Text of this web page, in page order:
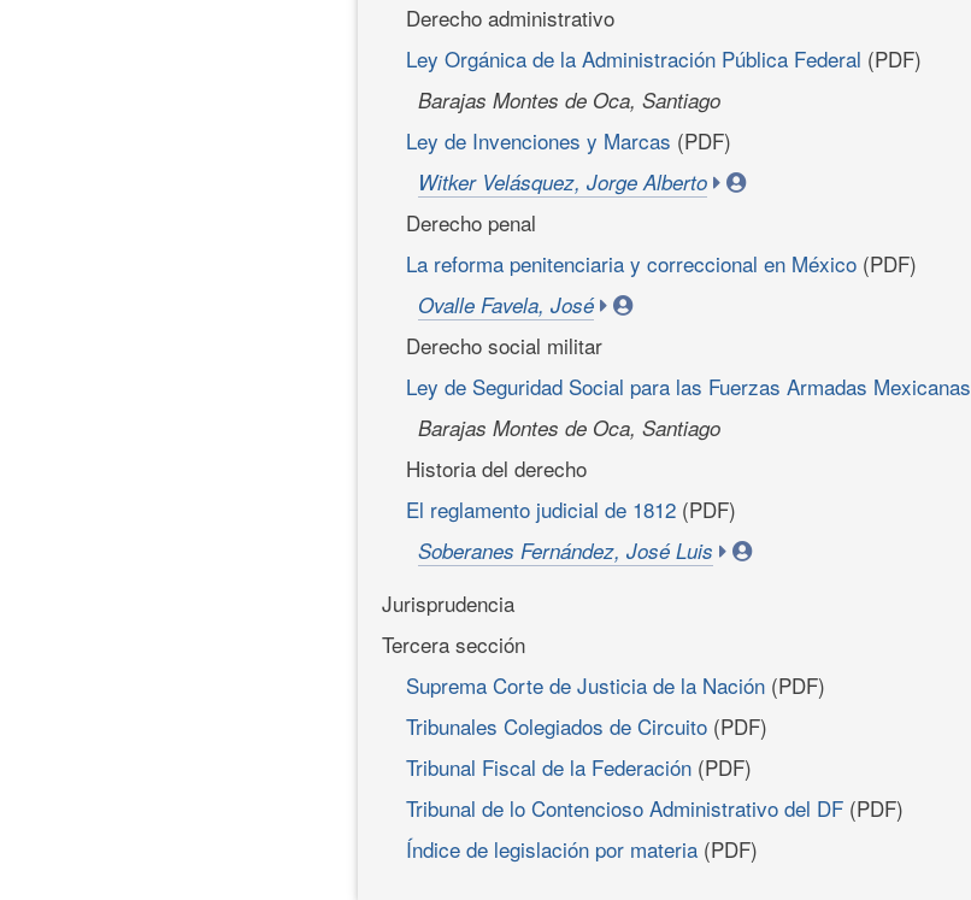
Derecho administrativo
Ley Orgánica de la Administración Pública Federal (PDF)
Barajas Montes de Oca, Santiago
Ley de Invenciones y Marcas (PDF)
Witker Velásquez, Jorge Alberto
Derecho penal
La reforma penitenciaria y correccional en México (PDF)
Ovalle Favela, José
Derecho social militar
Ley de Seguridad Social para las Fuerzas Armadas Mexicanas
Barajas Montes de Oca, Santiago
Historia del derecho
El reglamento judicial de 1812 (PDF)
Soberanes Fernández, José Luis
Jurisprudencia
Tercera sección
Suprema Corte de Justicia de la Nación (PDF)
Tribunales Colegiados de Circuito (PDF)
Tribunal Fiscal de la Federación (PDF)
Tribunal de lo Contencioso Administrativo del DF (PDF)
Índice de legislación por materia (PDF)